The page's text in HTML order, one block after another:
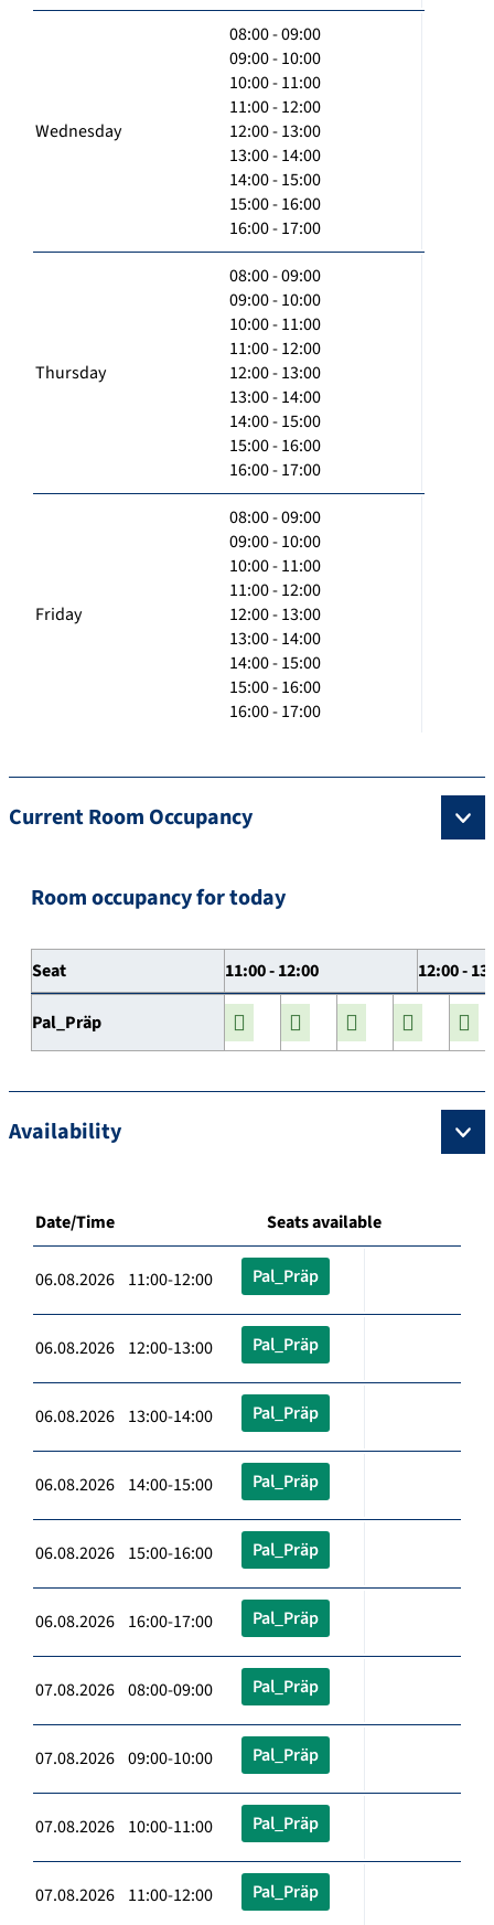
Wednesday
08:00 - 09:00
09:00 - 10:00
10:00 - 11:00
11:00 - 12:00
12:00 - 13:00
13:00 - 14:00
14:00 - 15:00
15:00 - 16:00
16:00 - 17:00
Thursday
08:00 - 09:00
09:00 - 10:00
10:00 - 11:00
11:00 - 12:00
12:00 - 13:00
13:00 - 14:00
14:00 - 15:00
15:00 - 16:00
16:00 - 17:00
Friday
08:00 - 09:00
09:00 - 10:00
10:00 - 11:00
11:00 - 12:00
12:00 - 13:00
13:00 - 14:00
14:00 - 15:00
15:00 - 16:00
16:00 - 17:00
Current Room Occupancy
Room occupancy for today
Seat 11:00 - 12:00 12:00 -
Pal_Präp
Availability
Date/Time Seats available
06.08.2026 11:00-12:00 Pal_Präp
06.08.2026 12:00-13:00 Pal_Präp
06.08.2026 13:00-14:00 Pal_Präp
06.08.2026 14:00-15:00 Pal_Präp
06.08.2026 15:00-16:00 Pal_Präp
06.08.2026 16:00-17:00 Pal_Präp
07.08.2026 08:00-09:00 Pal_Präp
07.08.2026 09:00-10:00 Pal_Präp
07.08.2026 10:00-11:00 Pal_Präp
07.08.2026 11:00-12:00 Pal_Präp